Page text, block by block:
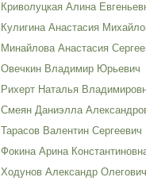
Криволуцкая Алина
Кулигина Анастасия
Минайлова Анастасия
Овечкин Владимир Юрьевич
Рихерт Наталья
Смеян Даниэлла
Тарасов Валентин Сергеевич
Фокина Арина
Ходунов Александр